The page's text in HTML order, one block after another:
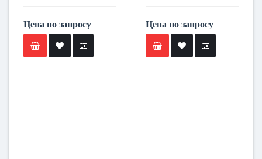
Цена по запросу Цена по запросу